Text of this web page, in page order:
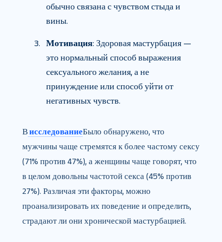
обычно связана с чувством стыда и
вины.
Мотивация: Здоровая мастурбация —
это нормальный способ выражения
сексуального желания, а не
принуждение или способ уйти от
негативных чувств.
ВисследованиеБыло обнаружено, что
мужчины чаще стремятся к более частому сексу
(71% против 47%), а женщины чаще говорят, что
в целом довольны частотой секса (45% против
27%). Различая эти факторы, можно
проанализировать их поведение и определить,
страдают ли они хронической мастурбацией.